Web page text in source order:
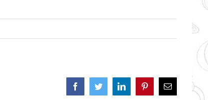
FacebookTwitterLinkedIn PinterestCorreo
electrónico